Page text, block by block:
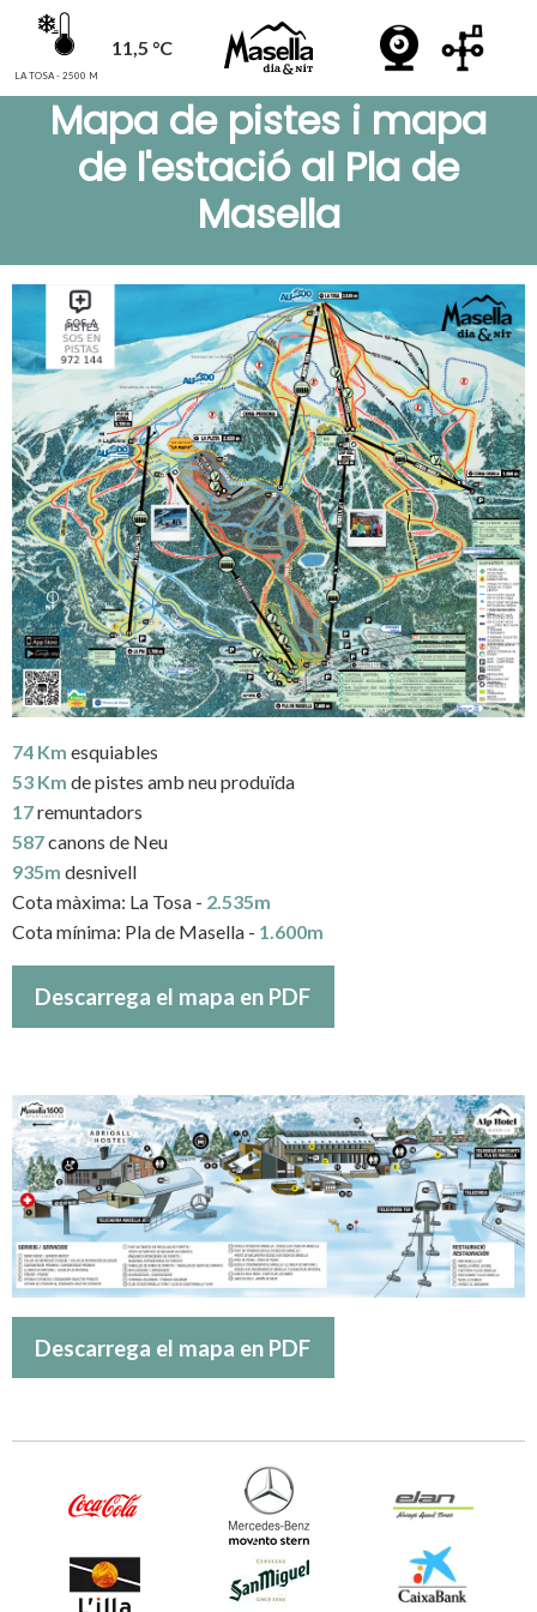
LA TOSA - 2500 M
11,5 °C
Mapa de pistes i mapa
de l'estació al Pla de
Masella
74 Km esquiables
53 Km de pistes amb neu produïda
17remuntadors
587canons de Neu
935m desnivell
Cota màxima: La Tosa - 2.535m
Cota mínima: Pla de Masella - 1.600m
Descarrega el mapa en PDF
Descarrega el mapa en PDF